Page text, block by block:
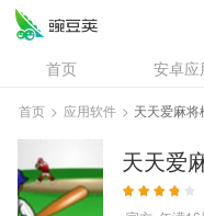
天天爱麻将
首页 安卓应
资讯
专题
首页 > 应用软件 > 天天爱麻将
天天爱